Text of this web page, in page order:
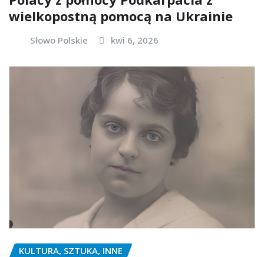
wielkopostną pomocą na Ukrainie
Słowo Polskie kwi 6, 2026
KULTURA, SZTUKA, INNE